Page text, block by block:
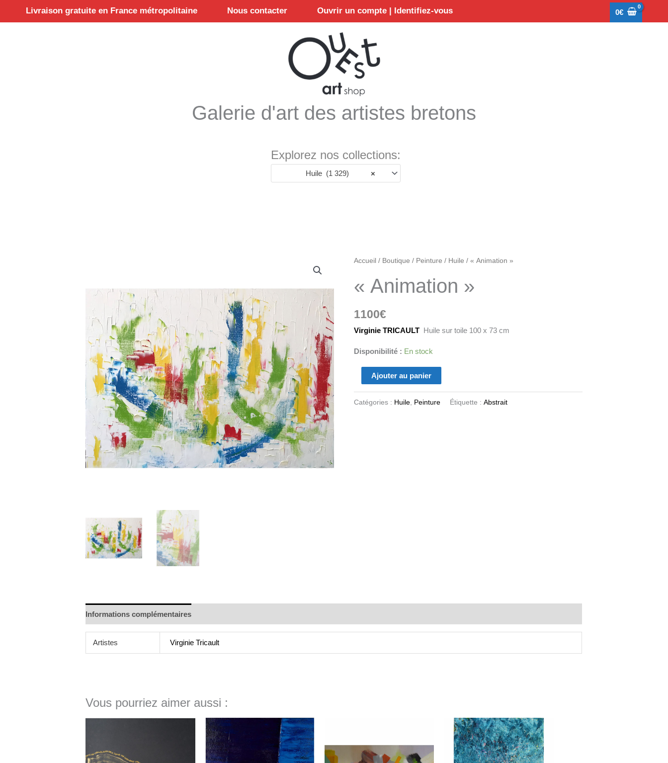
Livraison gratuite en France métropolitaine Nous contacter Ouvrir un compte | Identifiez-vous 0€
Galerie d'art des artistes bretons
Explorez nos collections:
×
Huile (1 329)
Accueil / Boutique / Peinture / Huile / « Animation »
« Animation »
1100€
Virginie TRICAULT Huile sur toile 100 x 73 cm
Disponibilité : En stock
quantité
"Animation"
Ajouter au panier
Catégories : Huile Peinture Étiquette : Abstrait
Informations complémentaires
Artistes Virginie Tricault
Vous pourriez aimer aussi :